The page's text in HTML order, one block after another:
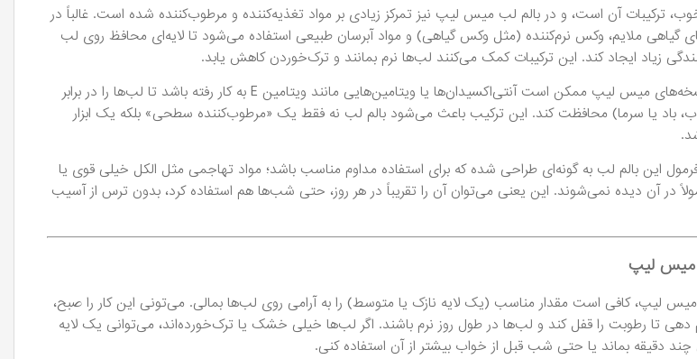
ترکیبات آن است، و در بالم لب میس لیپ نیز تمرکز زیادی بر مواد تغذیه‌کننده و مرطوب‌کننده شده است. غالباً در
گیاهی ملایم، وکس نرم‌کننده (مثل وکس گیاهی) و مواد آبرسان طبیعی استفاده می‌شود تا لایه‌ای محافظ روی لب
زیاد ایجاد کند. این ترکیبات کمک می‌کنند لب‌ها نرم بمانند و ترک‌خوردن کاهش یابد.
به‌علاوه، در ترکیب برخی از نسخه‌های میس لیپ ممکن است آنتی‌اکسیدان‌ها یا ویتامین‌هایی مانند ویتامین E به کار رفته باشد تا لب‌ها را در برابر
باد یا سرما) محافظت کند. این ترکیب باعث می‌شود بالم لب نه فقط یک «مرطوب‌کننده سطحی» بلکه یک ابزار
این بالم لب به گونه‌ای طراحی شده که برای استفاده مداوم مناسب باشد؛ مواد تهاجمی مثل الکل خیلی قوی یا
در آن دیده نمی‌شوند. این یعنی می‌توان آن را تقریباً در هر روز، حتی شب‌ها هم استفاده کرد، بدون ترس از آسیب
میس لیپ
میس لیپ، کافی است مقدار مناسب (یک لایه نازک یا متوسط) را به آرامی روی لب‌ها بمالی. می‌تونی این کار را صبح،
دهی تا رطوبت را قفل کند و لب‌ها در طول روز نرم باشند. اگر لب‌ها خیلی خشک یا ترک‌خورده‌اند، می‌توانی یک لایه
دقیقه بماند یا حتی شب قبل از خواب بیشتر از آن استفاده کنی.